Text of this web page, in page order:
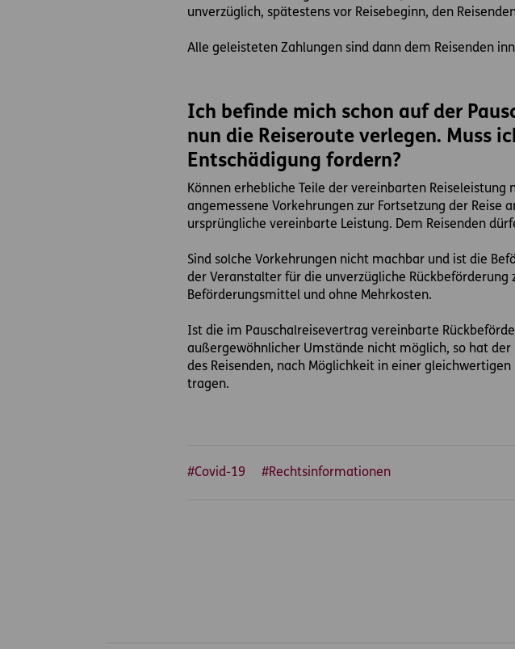
unverzüglich, spätestens vor Reisebeginn, den
Alle geleisteten Zahlungen sind dann dem Reisenden
Ich befinde mich schon auf der
nun die Reiseroute verlegen. Muss
Entschädigung fordern?
Können erhebliche Teile der vereinbarten
angemessene Vorkehrungen zur Fortsetzung der Reise
ursprüngliche vereinbarte Leistung. Dem Reisenden
Sind solche Vorkehrungen nicht machbar und ist die
der Veranstalter für die unverzügliche
Beförderungsmittel und ohne Mehrkosten.
Ist die im Pauschalreisevertrag vereinbarte
außergewöhnlicher Umstände nicht möglich, so hat
des Reisenden, nach Möglichkeit in einer
tragen.
#Covid-19 #Rechtsinformationen